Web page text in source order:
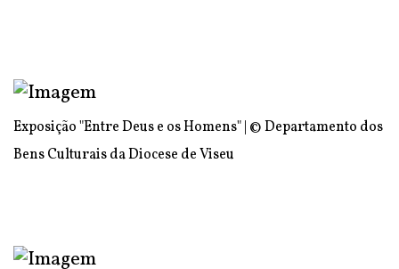
Exposição "Entre Deus e os Homens" | © Departamento dos
Bens Culturais da Diocese de Viseu